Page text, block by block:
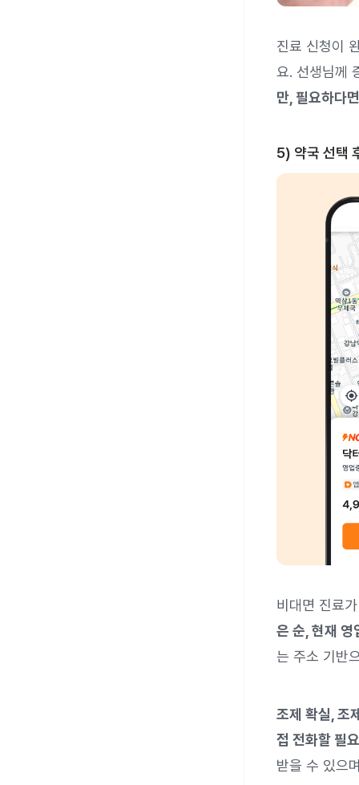
진료 신청이
요. 선생님께
만, 필요하다
5) 약국 선택
비대면 진료
은 순, 현재 영
는 주소 기반
조제 확실, 조
접 전화할 필
받을 수 있으